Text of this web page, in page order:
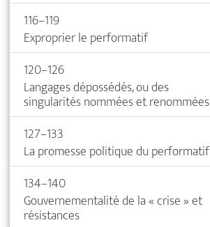
116–119
Exproprier le performatif
120–126
Langages dépossédés, ou des
singularités nommées et renommées
127–133
La promesse politique du performatif
134–140
Gouvernementalité de la « crise » et
résistances